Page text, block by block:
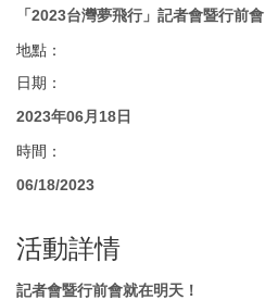
「2023台灣夢飛行」記者會暨行前會
地點：
日期：
2023年06月18日
時間：
06/18/2023
活動詳情
記者會暨行前會就在明天！